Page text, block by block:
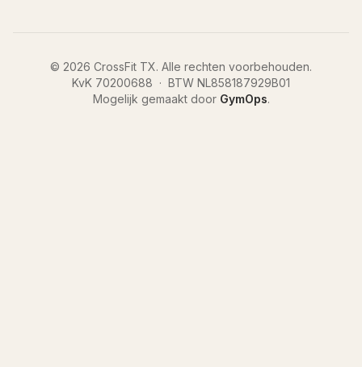
© 2026 CrossFit TX. Alle rechten voorbehouden.
KvK 70200688 · BTW NL858187929B01
Mogelijk gemaakt door GymOps.